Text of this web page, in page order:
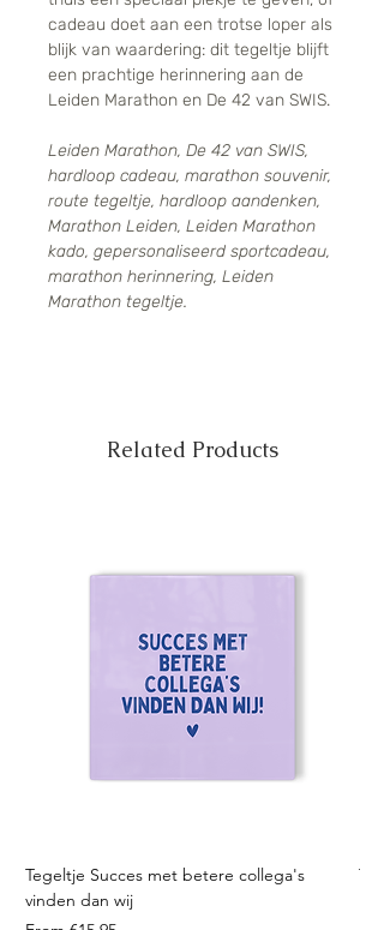
cadeau doet aan een trotse loper als
blijk van waardering: dit tegeltje blijft
een prachtige herinnering aan de
Leiden Marathon en De 42 van SWIS.
Leiden Marathon, De 42 van SWIS,
hardloop cadeau, marathon souvenir,
route tegeltje, hardloop aandenken,
Marathon Leiden, Leiden Marathon
kado, gepersonaliseerd sportcadeau,
marathon herinnering, Leiden
Marathon tegeltje.
Related Products
Tegeltje Succes met betere collega's
vinden dan wij